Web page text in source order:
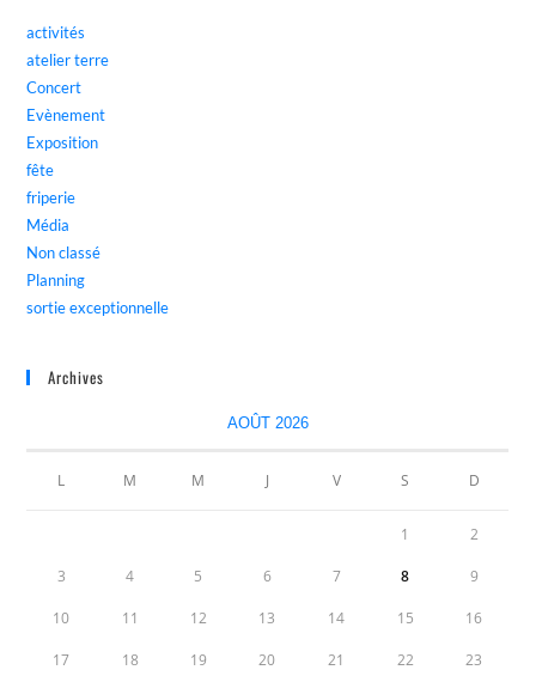
activités
atelier terre
Concert
Evènement
Exposition
fête
friperie
Média
Non classé
Planning
sortie exceptionnelle
Archives
AOÛT 2026
L M M J V S D
1 2
3 4 5 6 7 8 9
10 11 12 13 14 15 16
17 18 19 20 21 22 23